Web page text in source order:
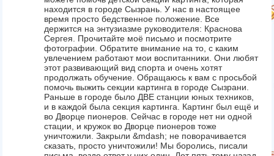
находится в городе Сызрань. У нас в настоящее
время просто бедственное положение. Все
держится на энтузиазме руководителя: Краснова
Сергея. Прочитайте моё письмо и посмотрите
фотографии. Обратите внимание на то, с каким
увлечением работают мои воспитанники. Они любят
этот развивающий вид спорта и очень хотят
продолжать обучение. Обращаюсь к вам с просьбой
помочь выжить секции картинга в городе Сызрани.
Раньше в городе было ДВЕ станции юных техников,
и в каждой была секция картинга. Картинг был ещё и
во Дворце пионеров. Сейчас в городе нет ни одной
стации, и кружок во Дворце пионеров тоже
уничтожили. Закрыли &mdash; не поворачивается
сказать, просто уничтожили! Мы боролись, писали